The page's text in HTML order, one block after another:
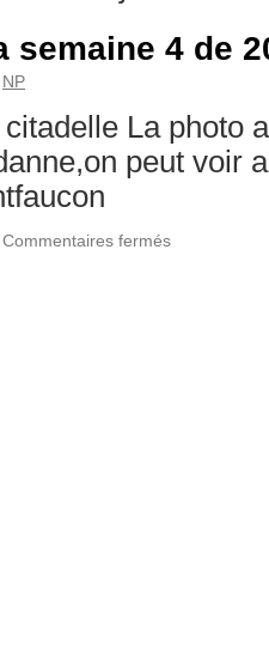
semaine 4 de
NP
citadelle La photo
peut voir
Commentaires ferméssur